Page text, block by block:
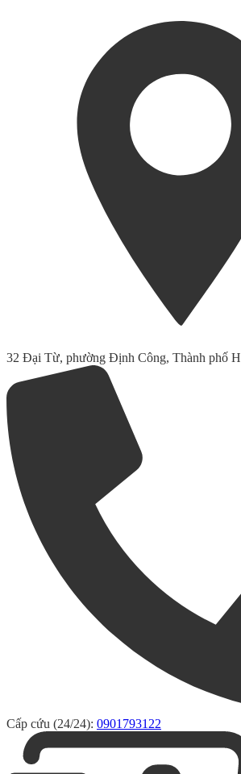
32 Đại Từ, phường Định Công, Thành phố
Cấp cứu (24/24): 0901793122